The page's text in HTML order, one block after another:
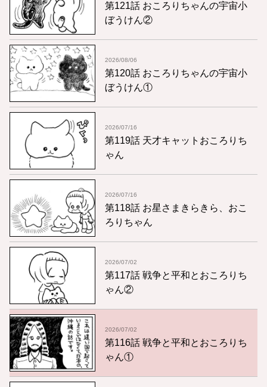
第121話 おころりちゃんの宇宙小
ぼうけん②
2026/08/06
第120話 おころりちゃんの宇宙小
ぼうけん①
2026/07/16
第119話 天才キャットおころりち
ゃん
2026/07/16
第118話 お星さまきらきら、おこ
ろりちゃん
2026/07/02
第117話 戦争と平和とおころりち
ゃん②
2026/07/02
第116話 戦争と平和とおころりち
ゃん①